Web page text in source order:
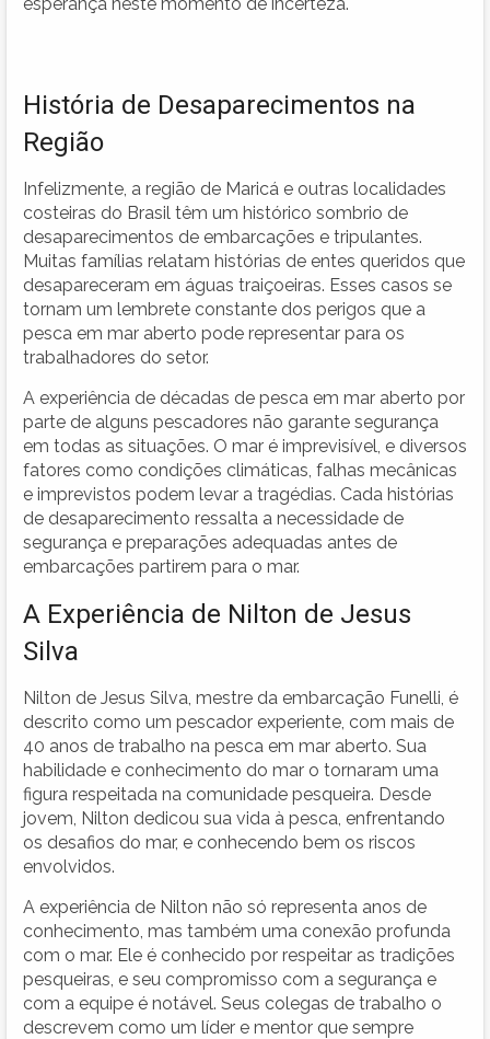
História de Desaparecimentos na
Região
Infelizmente, a região de Maricá e outras localidades
costeiras do Brasil têm um histórico sombrio de
desaparecimentos de embarcações e tripulantes.
Muitas famílias relatam histórias de entes queridos que
desapareceram em águas traiçoeiras. Esses casos se
tornam um lembrete constante dos perigos que a
pesca em mar aberto pode representar para os
trabalhadores do setor.
A experiência de décadas de pesca em mar aberto por
parte de alguns pescadores não garante segurança
em todas as situações. O mar é imprevisível, e diversos
fatores como condições climáticas, falhas mecânicas
e imprevistos podem levar a tragédias. Cada histórias
de desaparecimento ressalta a necessidade de
segurança e preparações adequadas antes de
embarcações partirem para o mar.
A Experiência de Nilton de Jesus
Silva
Nilton de Jesus Silva, mestre da embarcação Funelli, é
descrito como um pescador experiente, com mais de
40 anos de trabalho na pesca em mar aberto. Sua
habilidade e conhecimento do mar o tornaram uma
figura respeitada na comunidade pesqueira. Desde
jovem, Nilton dedicou sua vida à pesca, enfrentando
os desafios do mar, e conhecendo bem os riscos
envolvidos.
A experiência de Nilton não só representa anos de
conhecimento, mas também uma conexão profunda
com o mar. Ele é conhecido por respeitar as tradições
pesqueiras, e seu compromisso com a segurança e
com a equipe é notável. Seus colegas de trabalho o
descrevem como um líder e mentor que sempre